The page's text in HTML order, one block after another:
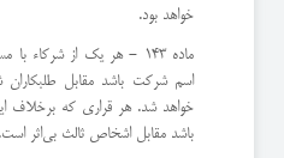
خواهد بود.
ماده 143 - هر یك از
اسم شركت باشد مقابل
خواهد شد. ‌هر قراری كه برخلاف
باشد مقابل اشخاص ثالث بی‌اثر است.